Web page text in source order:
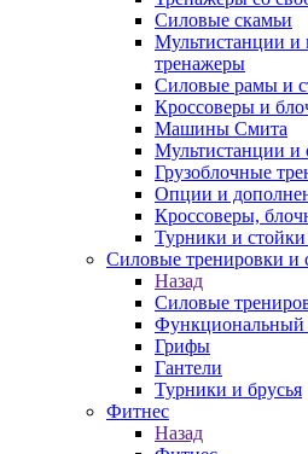
Силовые скамьи
Мультистанции
тренажеры
Силовые рамы и
Кроссоверы и
Машины Смита
Мультистанции и
Грузоблочные
Опции и
Кроссоверы,
Турники и стойки
Силовые тренировки и
Назад
Силовые
Функциональный
Грифы
Гантели
Турники и брусья
Фитнес
Назад